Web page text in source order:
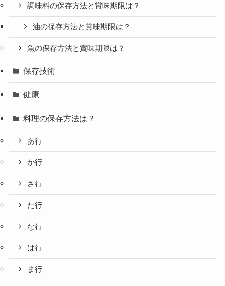
調味料の保存方法と賞味期限は？
油の保存方法と賞味期限は？
魚の保存方法と賞味期限は？
保存技術
健康
料理の保存方法は？
あ行
か行
さ行
た行
な行
は行
ま行